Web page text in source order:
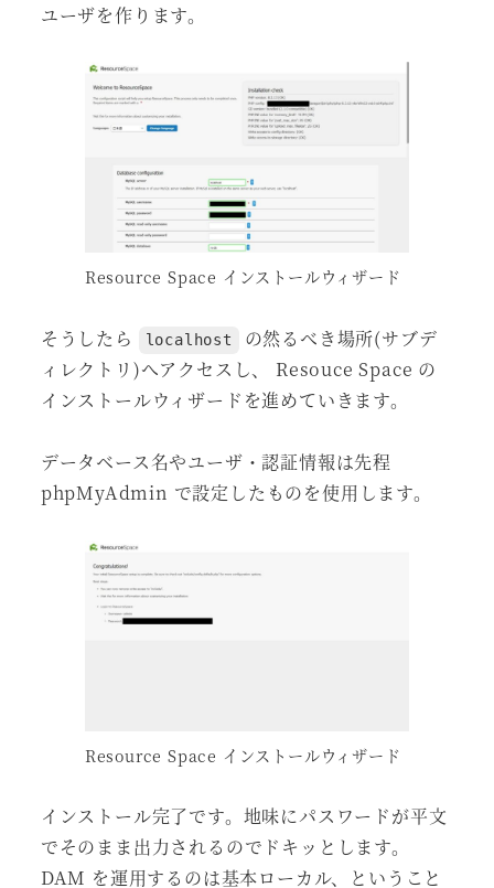
ユーザを作ります。
Resource Space インストールウィザード
そうしたら localhost
の然るべき場所(サブデ
ィレクトリ)へアクセスし、 Resouce Space の
インストールウィザードを進めていきます。
データベース名やユーザ・認証情報は先程
phpMyAdmin で設定したものを使用します。
Resource Space インストールウィザード
インストール完了です。地味にパスワードが平文
でそのまま出力されるのでドキッとします。
DAM を運用するのは基本ローカル、ということ